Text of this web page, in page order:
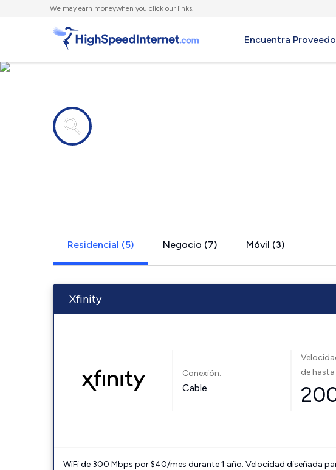
We may earn moneywhen you click our links.
Encuentra
Residencial (5) Negocio (7) Móvil (3)
Xfinity
Conexión:
Cable
de hasta
WiFi de 300 Mbps por $40/mes durante 1 año. Velocidad diseñada